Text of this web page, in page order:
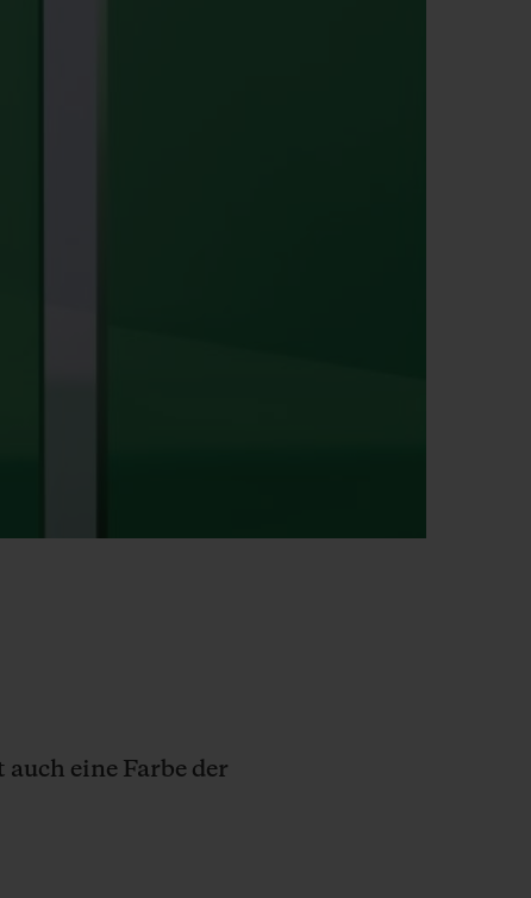
eine Farbe der